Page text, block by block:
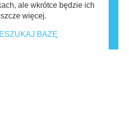
ale wkrótce będzie ich
więcej.
BAZĘ